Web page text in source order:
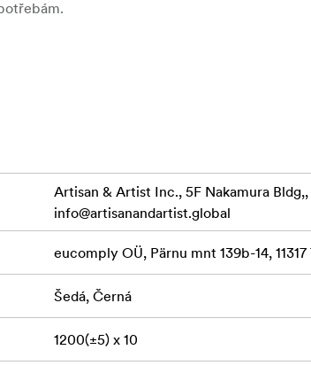
Artisan & Artist Inc., 5F Nakamura
info@artisanandartist.global
eucomply OÜ, Pärnu mnt 139b-14,
Šedá, Černá
1200(±5) x 10